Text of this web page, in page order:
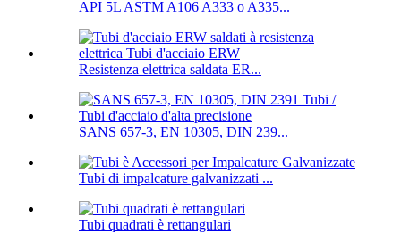
API 5L ASTM A106 A333 o A335...
Resistenza elettrica saldata ER...
SANS 657-3, EN 10305, DIN 239...
Tubi di impalcature galvanizzati ...
Tubi quadrati è rettangulari